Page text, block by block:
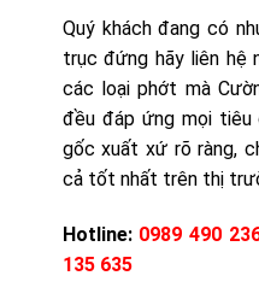
Quý khách đang có
trục đứng hãy liên hệ
các loại phớt mà
đều đáp ứng mọi tiêu
gốc xuất xứ rõ ràng,
cả tốt nhất trên thị
Hotline: 0989 490
135 635